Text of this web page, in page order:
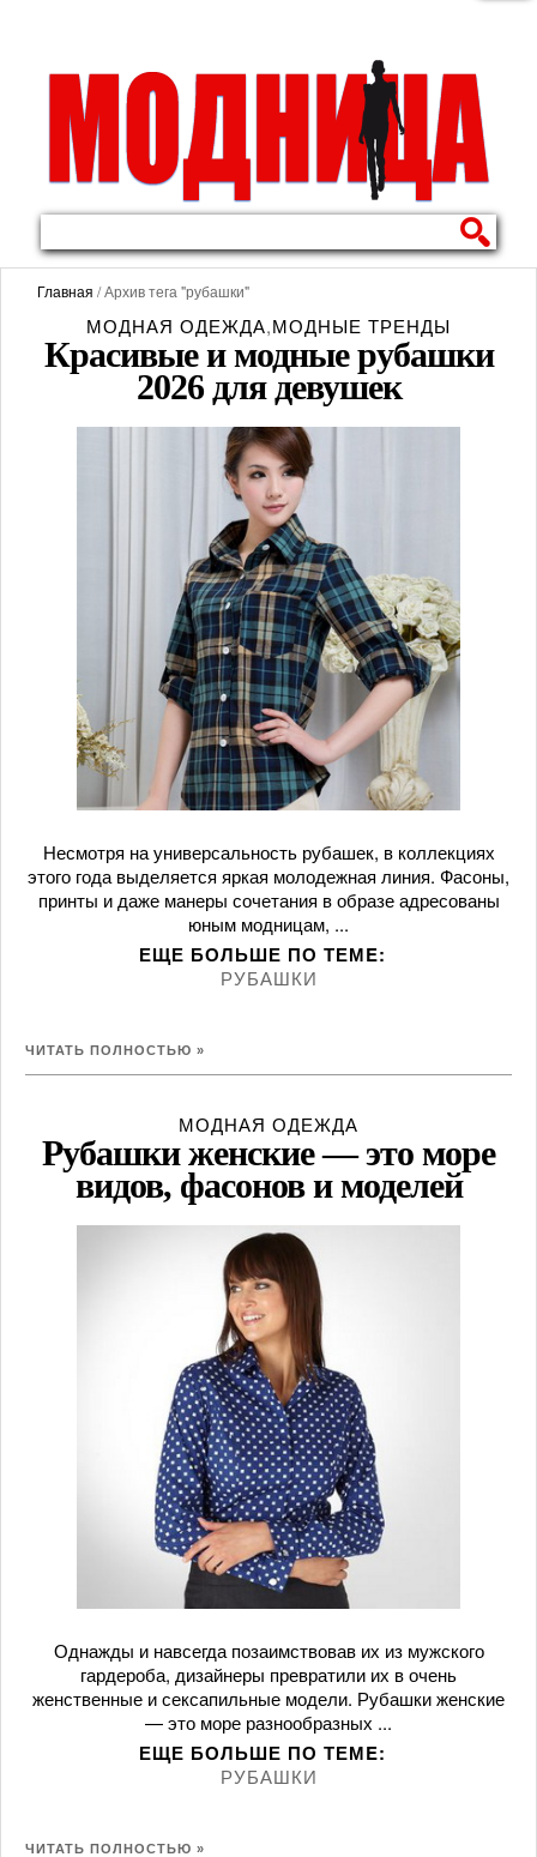
Главная / Архив тега "рубашки"
МОДНАЯ ОДЕЖДА,МОДНЫЕ ТРЕНДЫ
Красивые и модные рубашки
2026 для девушек
Несмотря на универсальность рубашек, в коллекциях
этого года выделяется яркая молодежная линия. Фасоны,
принты и даже манеры сочетания в образе адресованы
юным модницам, ...
ЕЩЕ БОЛЬШЕ ПО ТЕМE:
РУБАШКИ
ЧИТАТЬ ПОЛНОСТЬЮ »
МОДНАЯ ОДЕЖДА
Рубашки женские — это море
видов, фасонов и моделей
Однажды и навсегда позаимствовав их из мужского
гардероба, дизайнеры превратили их в очень
женственные и сексапильные модели. Рубашки женские
— это море разнообразных ...
ЕЩЕ БОЛЬШЕ ПО ТЕМE:
РУБАШКИ
ЧИТАТЬ ПОЛНОСТЬЮ »